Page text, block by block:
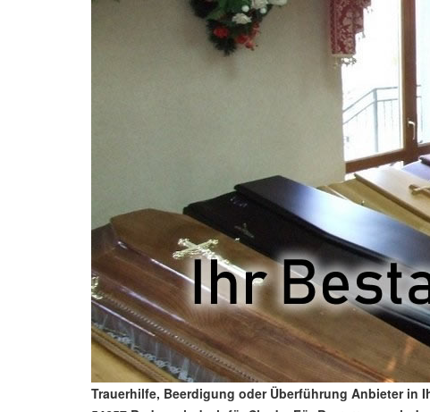
Trauerhilfe, Beerdigung oder Überführung Anbieter in